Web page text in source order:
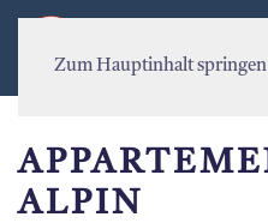
Zum Hauptinhalt springen
ALPIN